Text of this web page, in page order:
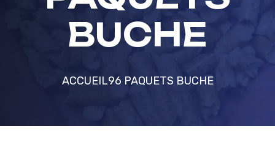
BUCHE
ACCUEIL96 PAQUETS BUCHE